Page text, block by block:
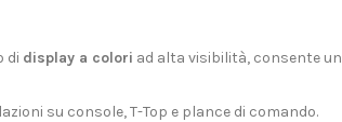
di display a colori ad alta visibilità, consente
su console, T-Top e plance di comando.